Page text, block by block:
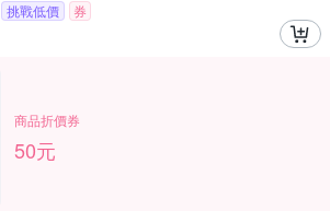
挑戰低價 券
商品折價券
50元